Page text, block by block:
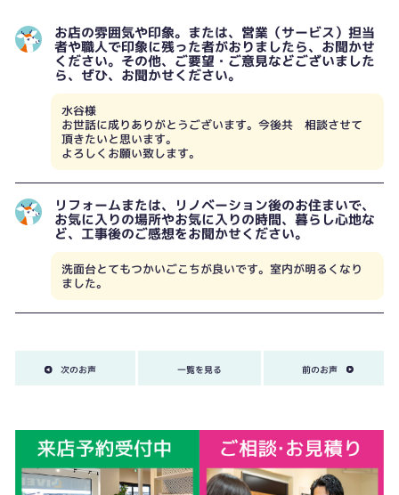
お店の雰囲気や印象。または、営業（サービス）担当
者や職人で印象に残った者がおりましたら、お聞かせ
ください。その他、ご要望・ご意見などございました
ら、ぜひ、お聞かせください。
水谷様
お世話に成りありがとうございます。今後共 相談させて
頂きたいと思います。
よろしくお願い致します。
リフォームまたは、リノベーション後のお住まいで、
お気に入りの場所やお気に入りの時間、暮らし心地な
ど、工事後のご感想をお聞かせください。
洗面台とてもつかいごこちが良いです。室内が明るくなり
ました。
次のお声 一覧を見る 前のお声